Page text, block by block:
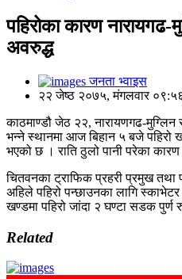
पहिरोका कारण
अवरुद्ध
जनता भ्वाइस
२२ जेष्ठ २०७५, मंगलवार
काठमाण्डौ जेठ २२, नारायणगढ-
भन्ने स्थानमा आज बिहान ५ बजे
भएको छ । राति ठुलो पानी परेका
चितवनका ट्राफिक प्रहरी प्रमुख तथा
अहिले पहिरो पन्छाउनका लागि
खण्डमा पहिरो जांदा २ घण्टा सडक पुर्ण
Related